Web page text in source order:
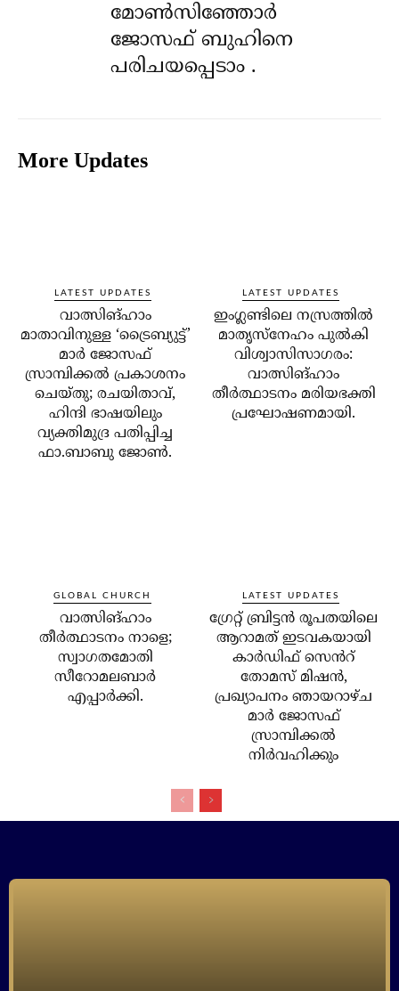
മോൺസിഞ്ഞോർ
ജോസഫ് ബുഹിനെ
പരിചയപ്പെടാം .
More Updates
LATEST UPDATES
വാത്സിങ്ഹാം
മാതാവിനുള്ള ‘ട്രൈബ്യുട്ട്’
മാർ ജോസഫ്
സ്രാമ്പിക്കൽ പ്രകാശനം
ചെയ്തു; രചയിതാവ്,
ഹിന്ദി ഭാഷയിലും
വ്യക്തിമുദ്ര പതിപ്പിച്ച
ഫാ.ബാബു ജോൺ.
LATEST UPDATES
ഇംഗ്ലണ്ടിലെ നസ്രത്തിൽ
മാതൃസ്നേഹം പുൽകി
വിശ്വാസിസാഗരം:
വാത്സിങ്ഹാം
തീർത്ഥാടനം മരിയഭക്തി
പ്രഘോഷണമായി.
GLOBAL CHURCH
വാത്സിങ്ഹാം
തീർത്ഥാടനം നാളെ;
സ്വാഗതമോതി
സീറോമലബാർ
എപ്പാർക്കി.
LATEST UPDATES
ഗ്രേറ്റ് ബ്രിട്ടൻ രൂപതയിലെ
ആറാമത് ഇടവകയായി
കാർഡിഫ് സെൻറ്
തോമസ് മിഷൻ,
പ്രഖ്യാപനം ഞായറാഴ്ച
മാർ ജോസഫ്
സ്രാമ്പിക്കൽ
നിർവഹിക്കും